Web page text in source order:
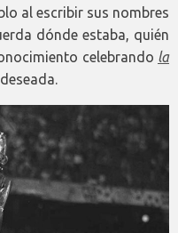
al escribir sus nombres
dónde estaba, quién
celebrando la